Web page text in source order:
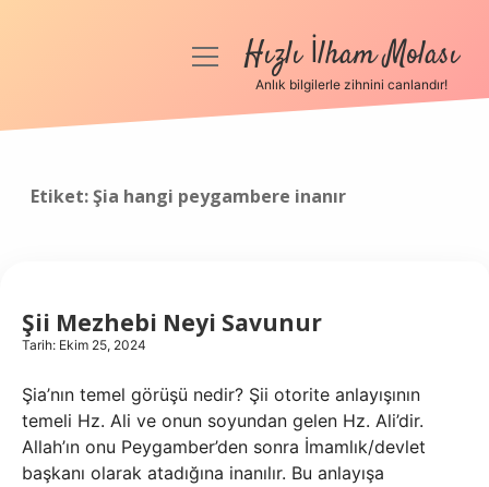
Anasayfa
menüyüHızlı İlham Molası
Anlık bilgilerle zihnini canlandır!
Etiket:Şia hangi peygambere inanır
Şii Mezhebi Neyi Savunur
Tarih: Ekim 25, 2024
Şia’nın temel görüşü nedir? Şii otorite anlayışının
temeli Hz. Ali ve onun soyundan gelen Hz. Ali’dir.
Allah’ın onu Peygamber’den sonra İmamlık/devlet
başkanı olarak atadığına inanılır. Bu anlayışa